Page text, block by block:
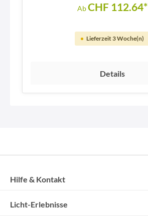
AbCHF 112.64*
Lieferzeit 3 Woche(n)
Details
Hilfe & Kontakt
Licht-Erlebnisse